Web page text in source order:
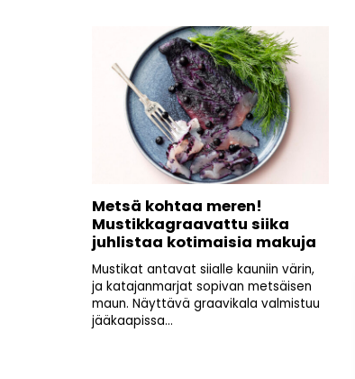
Metsä kohtaa meren!
Mustikkagraavattu siika
juhlistaa kotimaisia makuja
Mustikat antavat siialle kauniin värin,
ja katajanmarjat sopivan metsäisen
maun. Näyttävä graavikala valmistuu
jääkaapissa...